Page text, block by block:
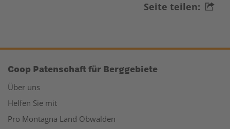
Seite teilen:
Coop Patenschaft für Berggebiete
Über uns
Helfen Sie mit
Pro Montagna Land Obwalden